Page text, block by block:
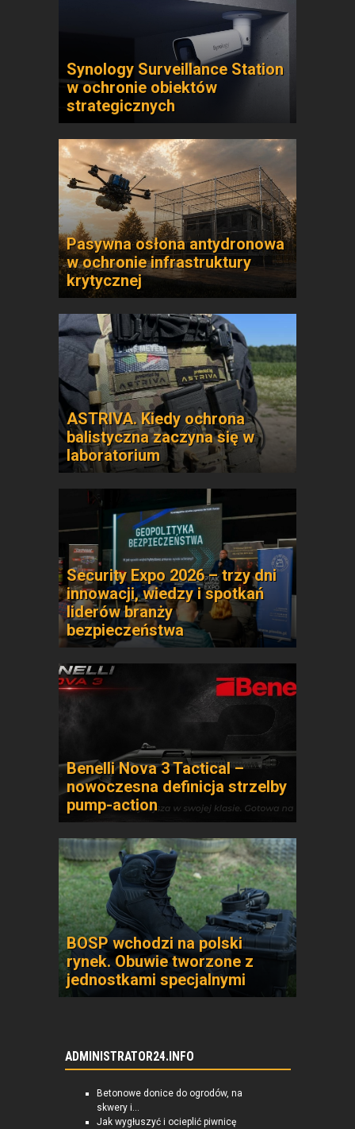
Synology Surveillance Station
w ochronie obiektów
strategicznych
Pasywna osłona antydronowa
w ochronie infrastruktury
krytycznej
ASTRIVA. Kiedy ochrona
balistyczna zaczyna się w
laboratorium
Security Expo 2026 – trzy dni
innowacji, wiedzy i spotkań
liderów branży
bezpieczeństwa
Benelli Nova 3 Tactical –
nowoczesna definicja strzelby
pump-action
BOSP wchodzi na polski
rynek. Obuwie tworzone z
jednostkami specjalnymi
ADMINISTRATOR24.INFO
Betonowe donice do ogrodów, na
skwery i...
Jak wygłuszyć i ocieplić piwnicę